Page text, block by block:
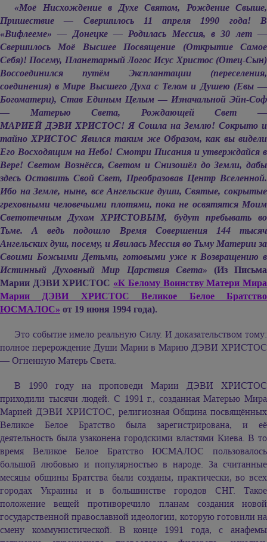
«Моё Нисхождение в Духе Святом, Рождение Свыше,
Пришествие — Свершилось 11 апреля 1990 года! В
«Вифлееме» — Донецке — Родилась Мессия, в 30 лет —
Свершилось Моё Высшее Посвящение (Открытие Самое
Себя)! Посему, Планетарный Логос Исус Христос (Отец-Сын)
Воссоединился путём Эксплантации (переселения,
соединения) в Мире Высшего Духа с Телом и Душею (Евы —
Богоматери), Став Единым Целым — Изначальной Эйн-Соф
— Матерью Света, Рождающей Свет —
МАРИЕЙ ДЭВИ ХРИСТОС! Я Сошла на Землю! Сокрыто и
тайно ХРИСТОС Явился таким же Образом, как вы видели
Его Восходящим на Небо! Смотри Писания и утверждайся в
Вере! Светом Вознёсся, Светом и Снизошёл до Земли, дабы
здесь Оставить Свой Свет, Преобразовав Центр Вселенной.
Ибо на Земле, ныне, все Ангельские души, Святые, сокрытые
греховными человечьими плотями, пока не освятятся Моим
Светотечным Духом ХРИСТОВЫМ, будут пребывать во
Тьме. А ведь подошло Время Совершения 144 тысяч
Ангельских душ, посему, и Явилась Мессия во Тьму Материи за
Своими Божьими Детьми, готовыми уже к Возвращению в
Истинный Духовный Мир Царствия Света» (Из Письма
Марии ДЭВИ ХРИСТОС «К Белому Воинству Матери Мира
Марии ДЭВИ ХРИСТОС Великое Белое Братство
ЮСМАЛОС» от 19 июня 1994 года).
Это событие имело реальную Силу. И доказательством тому:
полное перерождение Души Марии вМарию ДЭВИ ХРИСТОС
— Огненную Матерь Света.
В 1990 году на проповеди Марии ДЭВИ ХРИСТОС
приходили тысячи людей. С 1991 г., созданная Матерью Мира
Марией ДЭВИ ХРИСТОС, религиозная Община посвящённых
Великое Белое Братство была зарегистрирована, и её
деятельность была узаконена городскими властями Киева. В то
время Великое Белое Братство ЮСМАЛОС пользовалось
большой любовью и популярностью в народе. За считанные
месяцы общины Братства были созданы, практически, во всех
городах Украины и в большинстве городов СНГ. Такое
положение вещей противоречило планам создания новой
государственной православной идеологии, которую готовили на
смену коммунистической. В конце 1991 года, с анафемы